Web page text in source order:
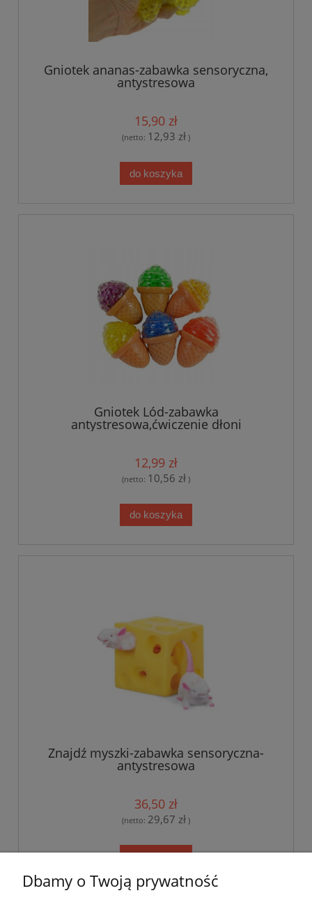
Gniotek ananas-zabawka sensoryczna,
antystresowa
15,90 zł
(netto: 12,93 zł )
do koszyka
Gniotek Lód-zabawka
antystresowa,ćwiczenie dłoni
12,99 zł
(netto: 10,56 zł )
do koszyka
Znajdź myszki-zabawka sensoryczna-
antystresowa
36,50 zł
(netto: 29,67 zł )
do koszyka
Dbamy o Twoją prywatność